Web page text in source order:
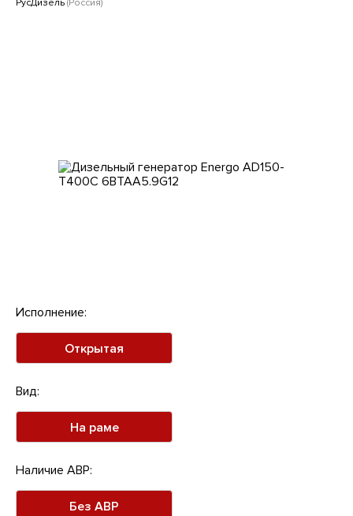
РусДизель (Россия)
Исполнение:
Открытая
Вид:
На раме
Наличие АВР:
Без АВР